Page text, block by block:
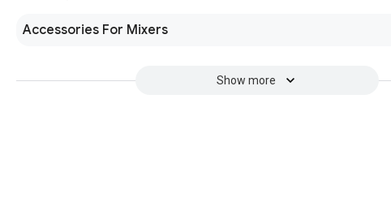
Accessories For Mixers
Show more